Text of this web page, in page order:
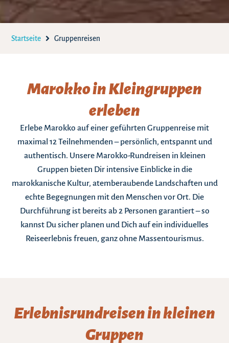
Startseite Gruppenreisen
Marokko in Kleingruppen
erleben
Erlebe Marokko auf einer geführten Gruppenreise mit
maximal 12 Teilnehmenden – persönlich, entspannt und
authentisch. Unsere Marokko-Rundreisen in kleinen
Gruppen bieten Dir intensive Einblicke in die
marokkanische Kultur, atemberaubende Landschaften und
echte Begegnungen mit den Menschen vor Ort. Die
Durchführung ist bereits ab 2 Personen garantiert – so
kannst Du sicher planen und Dich auf ein individuelles
Reiseerlebnis freuen, ganz ohne Massentourismus.
Erlebnisrundreisen in kleinen
Gruppen